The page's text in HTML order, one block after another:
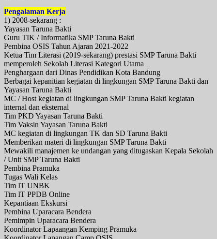
Pengalaman Kerja
1) 2008-sekarang :
Yayasan Taruna Bakti
Guru TIK / Informatika SMP Taruna Bakti
Pembina OSIS Tahun Ajaran 2021-2022
Ketua Tim Literasi (2019-sekarang) prestasi SMP Taruna Bakti
memperoleh Sekolah Literasi Kategori Utama
Penghargaan dari Dinas Pendidikan Kota Bandung
Berbagai kepanitian kegiatan di lingkungan SMP Taruna Bakti dan
Yayasan Taruna Bakti
MC / Host kegiatan di lingkungan SMP Taruna Bakti kegiatan
internal dan eksternal
Tim PKD Yayasan Taruna Bakti
Tim Vaksin Yayasan Taruna Bakti
MC kegiatan di lingkungan TK dan SD Taruna Bakti
Memberikan materi di lingkungan SMP Taruna Bakti
Mewakili manajemen ke undangan yang ditugaskan Kepala Sekolah
/ Unit SMP Taruna Bakti
Pembina Pramuka
Tugas Wali Kelas
Tim IT UNBK
Tim IT PPDB Online
Kepantiaan Ekskursi
Pembina Uparacara Bendera
Pemimpin Uparacara Bendera
Koordinator Lapaangan Kemping Pramuka